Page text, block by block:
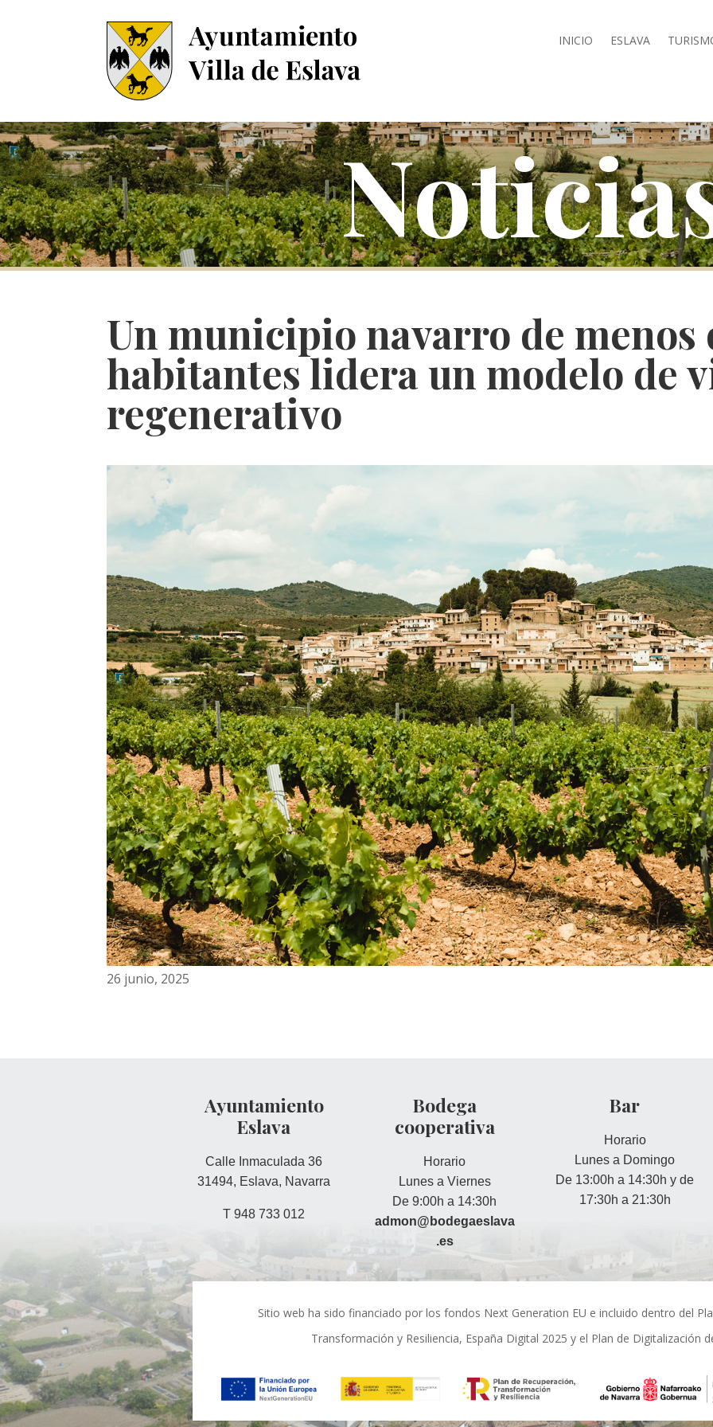
INICIO ESLAVA
Un municipio navarro de menos
habitantes lidera un modelo de
regenerativo
26 junio, 2025
Ayuntamiento
Eslava
Calle Inmaculada 36
31494, Eslava, Navarra
T 948 733 012
Bodega
cooperativa
Horario
Lunes a Viernes
De 9:00h a 14:30h
admon@bodegaeslava
.es
Bar
Horario
Lunes a Domingo
De 13:00h a 14:30h y de
17:30h a 21:30h
Sitio web ha sido financiado por los fondos Next Generation EU e incluido dentro del
Transformación y Resiliencia, España Digital 2025 y el Plan de Digitalización